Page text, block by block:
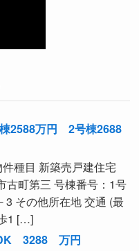
2588万円 2号棟2688
種目 新築売戸建住宅
古町第三 号棟番号：1号
その他所在地 交通 (最
1 […]
3288 万円